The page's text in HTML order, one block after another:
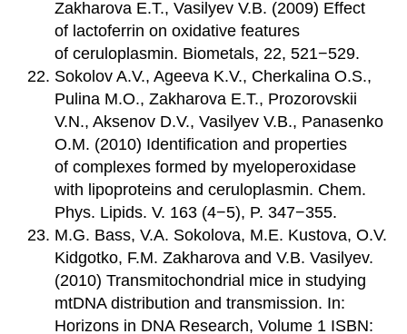
Zakharova E.T., Vasilyev V.B. (2009) Effect
of lactoferrin on oxidative features
of ceruloplasmin. Biometals, 22, 521−529.
Sokolov A.V., Ageeva K.V., Cherkalina O.S.,
Pulina M.O., Zakharova E.T., Prozorovskii
V.N., Aksenov D.V., Vasilyev V.B., Panasenko
O.M. (2010) Identification and properties
of complexes formed by myeloperoxidase
with lipoproteins and ceruloplasmin. Chem.
Phys. Lipids. V. 163 (4−5), P. 347−355.
M.G. Bass, V.A. Sokolova, M.E. Kustova, O.V.
Kidgotko, F.M. Zakharova and V.B. Vasilyev.
(2010) Transmitochondrial mice in studying
mtDNA distribution and transmission. In:
Horizons in DNA Research, Volume 1 ISBN: